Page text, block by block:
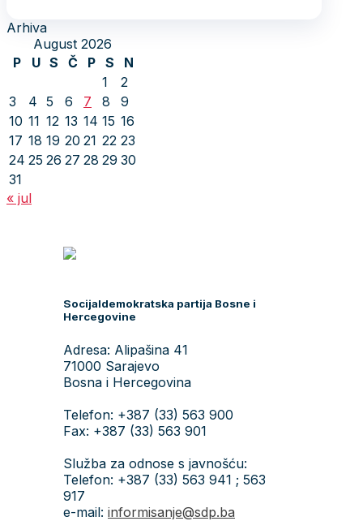
Arhiva
August 2026
P
U S Č P S
N
1
2
3
4 5 6 7 8
9
10 11 12 13 14 15 16
17 18 19 20 21 22 23
24 25 26 27 28 29 30
31
« jul
Socijaldemokratska partija Bosne i
Hercegovine
Adresa: Alipašina 41
71000 Sarajevo
Bosna i Hercegovina
Telefon: +387 (33) 563 900
Fax: +387 (33) 563 901
Služba za odnose s javnošću:
Telefon: +387 (33) 563 941 ; 563
917
e-mail: informisanje@sdp.ba